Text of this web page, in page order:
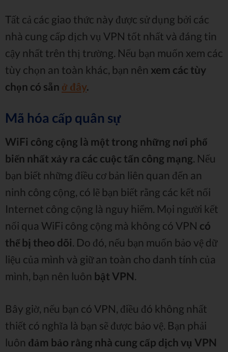
Tất cả các giao thức này được sử dụng bởi các
nhà cung cấp dịch vụ VPN tốt nhất và đáng tin
cậy nhất trên thị trường. Nếu bạn muốn xem các
tùy chọn an toàn khác, bạn nên xem các tùy
chọn có sẵn ở đây.
Mã hóa cấp quân sự
WiFi công cộng là một trong những nơi phổ
biến nhất xảy ra các cuộc tấn công mạng. Nếu
bạn biết những điều cơ bản liên quan đến an
ninh công cộng, có lẽ bạn biết rằng các kết nối
Internet công cộng là nguy hiểm. Mọi người kết
nối qua WiFi công cộng mà không có VPN có
thể bị theo dõi. Do đó, nếu bạn muốn bảo vệ dữ
liệu của mình và giữ an toàn cho danh tính của
mình, bạn nên luôn bật VPN.
Bây giờ, nếu bạn có VPN, điều đó không nhất
thiết có nghĩa là bạn sẽ được bảo vệ. Bạn phải
luôn đảm bảo rằng nhà cung cấp dịch vụ VPN